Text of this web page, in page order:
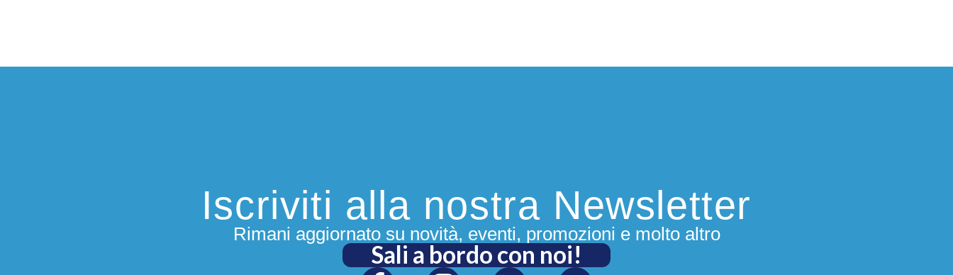
Iscriviti alla nostra Newsletter
Rimani aggiornato su novità, eventi, promozioni e molto altro
Sali a bordo con noi!